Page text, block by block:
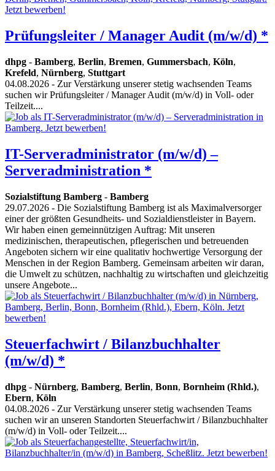
Prüfungsleiter / Manager Audit (m/w/d) *
dhpg - Bamberg, Berlin, Bremen, Gummersbach, Köln,
Krefeld, Nürnberg, Stuttgart
04.08.2026 - Zur Verstärkung unserer stetig wachsenden Teams
suchen wir Prüfungsleiter / Manager Audit (m/w/d) in Voll- oder
Teilzeit....
IT-Serveradministrator (m/w/d) –
Serveradministration *
Sozialstiftung Bamberg - Bamberg
29.07.2026 - Die Sozialstiftung Bamberg ist als Maximalversorger
einer der größten Gesundheits- und Sozialdienstleister in Bayern.
Wir haben einen gemeinnützigen Auftrag: Mit unseren
medizinischen, therapeutischen, pflegerischen und betreuenden
Angeboten sichern wir eine qualitativ hochwertige Versorgung der
Menschen in der Region Bamberg. Gemeinsam arbeiten wir daran,
die Umwelt zu schützen, nachhaltig zu wirtschaften und gleichzeitig
unsere Angebote...
Steuerfachwirt / Bilanzbuchhalter
(m/w/d) *
dhpg - Nürnberg, Bamberg, Berlin, Bonn, Bornheim (Rhld.),
Ebern, Köln
04.08.2026 - Zur Verstärkung unserer stetig wachsenden Teams
suchen wir an unseren Standorten Steuerfachwirt / Bilanzbuchhalter
(m/w/d) in Voll- oder Teilzeit....